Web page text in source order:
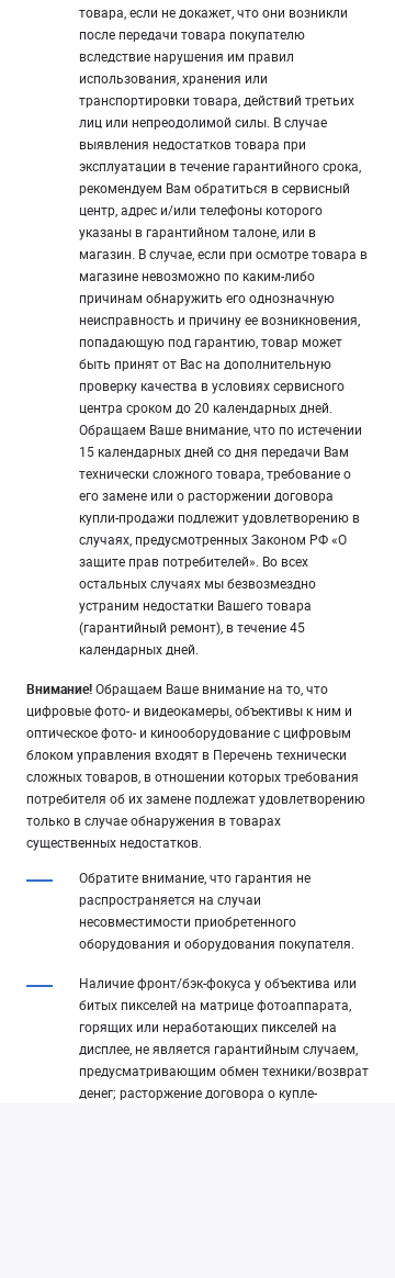
товара, если не докажет, что они возникли
после передачи товара покупателю
вследствие нарушения им правил
использования, хранения или
транспортировки товара, действий третьих
лиц или непреодолимой силы. В случае
выявления недостатков товара при
эксплуатации в течение гарантийного срока,
рекомендуем Вам обратиться в сервисный
центр, адрес и/или телефоны которого
указаны в гарантийном талоне, или в
магазин. В случае, если при осмотре товара в
магазине невозможно по каким-либо
причинам обнаружить его однозначную
неисправность и причину ее возникновения,
попадающую под гарантию, товар может
быть принят от Вас на дополнительную
проверку качества в условиях сервисного
центра сроком до 20 календарных дней.
Обращаем Ваше внимание, что по истечении
15 календарных дней со дня передачи Вам
технически сложного товара, требование о
его замене или о расторжении договора
купли-продажи подлежит удовлетворению в
случаях, предусмотренных Законом РФ «О
защите прав потребителей». Во всех
остальных случаях мы безвозмездно
устраним недостатки Вашего товара
(гарантийный ремонт), в течение 45
календарных дней.
Внимание!Обращаем Ваше внимание на то, что
цифровые фото- и видеокамеры, объективы к ним и
оптическое фото- и кинооборудование с цифровым
блоком управления входят в Перечень технически
сложных товаров, в отношении которых требования
потребителя об их замене подлежат удовлетворению
только в случае обнаружения в товарах
существенных недостатков.
Обратите внимание, что гарантия не
распространяется на случаи
несовместимости приобретенного
оборудования и оборудования покупателя.
Наличие фронт/бэк-фокуса у объектива или
битых пикселей на матрице фотоаппарата,
горящих или неработающих пикселей на
дисплее, не является гарантийным случаем,
предусматривающим обмен техники/возврат
денег; расторжение договора о купле-